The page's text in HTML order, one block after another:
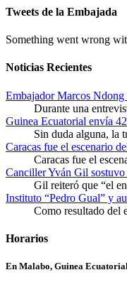
Tweets de la Embajada
Something went wrong
Noticias Recientes
Embajador Marcos
Durante una
Guinea Ecuatorial envía
Sin duda alguna, la
Caracas fue el escenario
Caracas fue el
Canciller Yván Gil
Gil reiteró que “el
Instituto “Pedro Gual” y
Como resultado del
Horarios
En Malabo, Guinea Ecuatorial